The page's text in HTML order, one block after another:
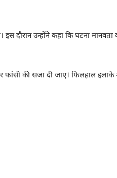
दौरान उन्होंने कहा कि घटना
फांसी की सजा दी जाए। फिलहाल